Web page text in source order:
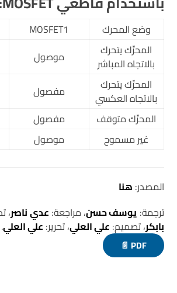
وضع المحرك MOSFET1
المحرِّك يتحرك
بالاتجاه المباشر
موصول
المحرِّك يتحرك
بالاتجاه العكسي
مفصول
المحرِّك متوقف
مفصول
غير مسموح
موصول
المصدر: هنا
ترجمة: يوسف حسن، مراجعة: عدي ناصر،
بابكر، تصميم: علي العلي، تحرير: علي العلي.
PDF 📄